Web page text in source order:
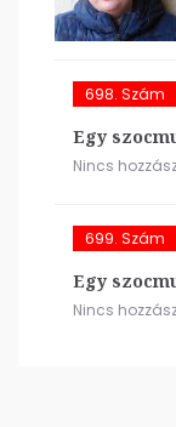
698. Szám
Egy
Nincs
699. Szám
Egy
Nincs